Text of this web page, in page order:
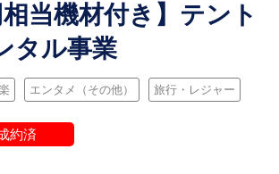
相当機材付き】テント
タル事業
エンタメ（その他） 旅行・レジャー
約済